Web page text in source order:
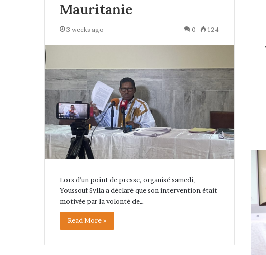
Mauritanie
3 weeks ago 0 124
Lors d’un point de presse, organisé samedi,
Youssouf Sylla a déclaré que son intervention était
motivée par la volonté de…
Read More »